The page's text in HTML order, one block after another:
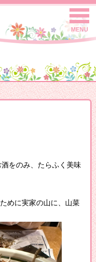
MENU
をのみ、たらふく美味
めに実家の山に、山菜